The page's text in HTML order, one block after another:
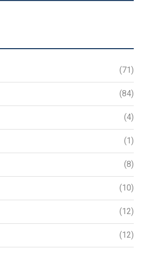
(71)
(84)
(4)
(1)
(8)
(10)
(12)
(12)